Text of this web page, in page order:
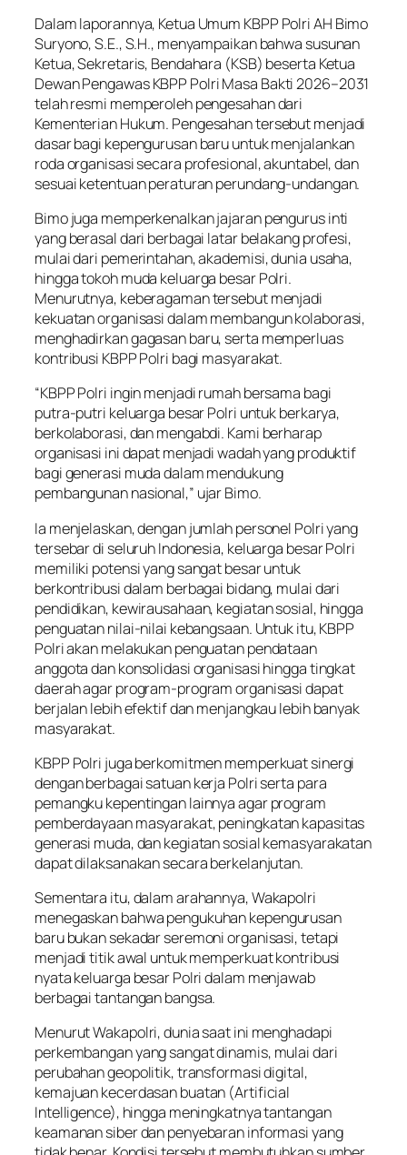
Dalam laporannya, Ketua Umum KBPP Polri AH Bimo
Suryono, S.E., S.H., menyampaikan bahwa susunan
Ketua, Sekretaris, Bendahara (KSB) beserta Ketua
Dewan Pengawas KBPP Polri Masa Bakti 2026–2031
telah resmi memperoleh pengesahan dari
Kementerian Hukum. Pengesahan tersebut menjadi
dasar bagi kepengurusan baru untuk menjalankan
roda organisasi secara profesional, akuntabel, dan
sesuai ketentuan peraturan perundang-undangan.
Bimo juga memperkenalkan jajaran pengurus inti
yang berasal dari berbagai latar belakang profesi,
mulai dari pemerintahan, akademisi, dunia usaha,
hingga tokoh muda keluarga besar Polri.
Menurutnya, keberagaman tersebut menjadi
kekuatan organisasi dalam membangun kolaborasi,
menghadirkan gagasan baru, serta memperluas
kontribusi KBPP Polri bagi masyarakat.
“KBPP Polri ingin menjadi rumah bersama bagi
putra-putri keluarga besar Polri untuk berkarya,
berkolaborasi, dan mengabdi. Kami berharap
organisasi ini dapat menjadi wadah yang produktif
bagi generasi muda dalam mendukung
pembangunan nasional,” ujar Bimo.
Ia menjelaskan, dengan jumlah personel Polri yang
tersebar di seluruh Indonesia, keluarga besar Polri
memiliki potensi yang sangat besar untuk
berkontribusi dalam berbagai bidang, mulai dari
pendidikan, kewirausahaan, kegiatan sosial, hingga
penguatan nilai-nilai kebangsaan. Untuk itu, KBPP
Polri akan melakukan penguatan pendataan
anggota dan konsolidasi organisasi hingga tingkat
daerah agar program-program organisasi dapat
berjalan lebih efektif dan menjangkau lebih banyak
masyarakat.
KBPP Polri juga berkomitmen memperkuat sinergi
dengan berbagai satuan kerja Polri serta para
pemangku kepentingan lainnya agar program
pemberdayaan masyarakat, peningkatan kapasitas
generasi muda, dan kegiatan sosial kemasyarakatan
dapat dilaksanakan secara berkelanjutan.
Sementara itu, dalam arahannya, Wakapolri
menegaskan bahwa pengukuhan kepengurusan
baru bukan sekadar seremoni organisasi, tetapi
menjadi titik awal untuk memperkuat kontribusi
nyata keluarga besar Polri dalam menjawab
berbagai tantangan bangsa.
Menurut Wakapolri, dunia saat ini menghadapi
perkembangan yang sangat dinamis, mulai dari
perubahan geopolitik, transformasi digital,
kemajuan kecerdasan buatan (Artificial
Intelligence), hingga meningkatnya tantangan
keamanan siber dan penyebaran informasi yang